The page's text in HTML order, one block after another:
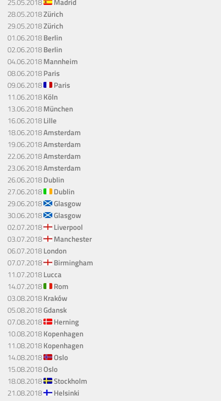
25.05.2018
Madrid
28.05.2018Zürich
29.05.2018Zürich
01.06.2018Berlin
02.06.2018Berlin
04.06.2018Mannheim
08.06.2018Paris
09.06.2018
Paris
11.06.2018Köln
13.06.2018München
16.06.2018Lille
18.06.2018Amsterdam
19.06.2018Amsterdam
22.06.2018Amsterdam
23.06.2018Amsterdam
26.06.2018Dublin
27.06.2018
Dublin
29.06.2018
Glasgow
30.06.2018
Glasgow
02.07.2018
Liverpool
03.07.2018
Manchester
06.07.2018London
07.07.2018
Birmingham
11.07.2018Lucca
14.07.2018
Rom
03.08.2018Kraków
05.08.2018Gdansk
07.08.2018
Herning
10.08.2018Kopenhagen
11.08.2018Kopenhagen
14.08.2018
Oslo
15.08.2018Oslo
18.08.2018
Stockholm
21.08.2018
Helsinki